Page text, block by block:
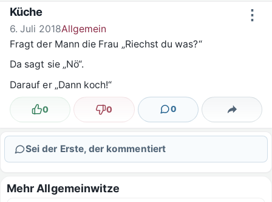
Zum Inhalt springen ⋮
Küche
6. Juli 2018Allgemein
Fragt der Mann die Frau „Riechst du was?“
Da sagt sie „Nö“.
Darauf er „Dann koch!“
Lustig
0 Nicht lustig
0 0
Kommentare Teilen
Sei der Erste, der kommentiert
Mehr Allgemeinwitze